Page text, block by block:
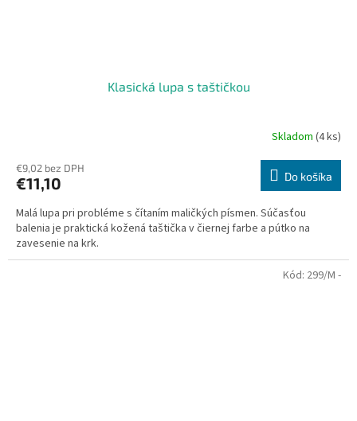
Klasická lupa s taštičkou
Skladom (4 ks)
€9,02 bez DPH
€11,10 Do košíka
Malá lupa pri probléme s čítaním maličkých písmen. Súčasťou
balenia je praktická kožená taštička v čiernej farbe a pútko na
zavesenie na krk.
Kód: 299/M -